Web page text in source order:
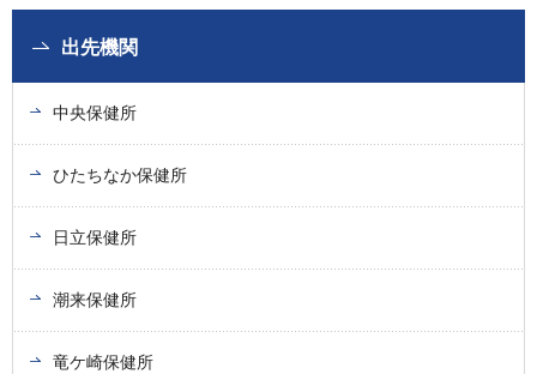
出先機関
中央保健所
ひたちなか保健所
日立保健所
潮来保健所
竜ケ崎保健所